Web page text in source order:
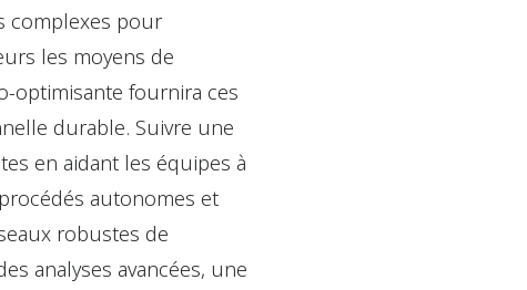
complexes pour
les moyens de
optimisante fournira ces
durable. Suivre une
en aidant les équipes à
autonomes et
robustes de
analyses avancées, une